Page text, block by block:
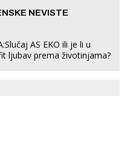
NEVISTE
AS EKO ili je li u
ljubav prema životinjama?